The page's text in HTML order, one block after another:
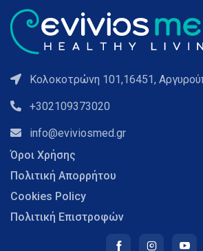
Κολοκοτρώνη 101,16451,
+302109373020
info@eviviosmed.gr
Όροι Χρήσης
Πολιτική Απορρήτου
Cookies Policy
Πολιτική Επιστροφών